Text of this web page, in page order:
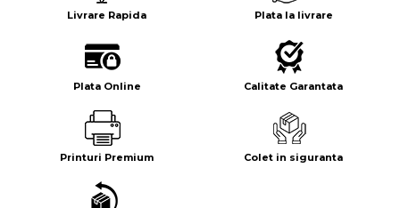
Livrare Rapida Plata la livrare
Plata Online Calitate Garantata
Printuri Premium Colet in siguranta